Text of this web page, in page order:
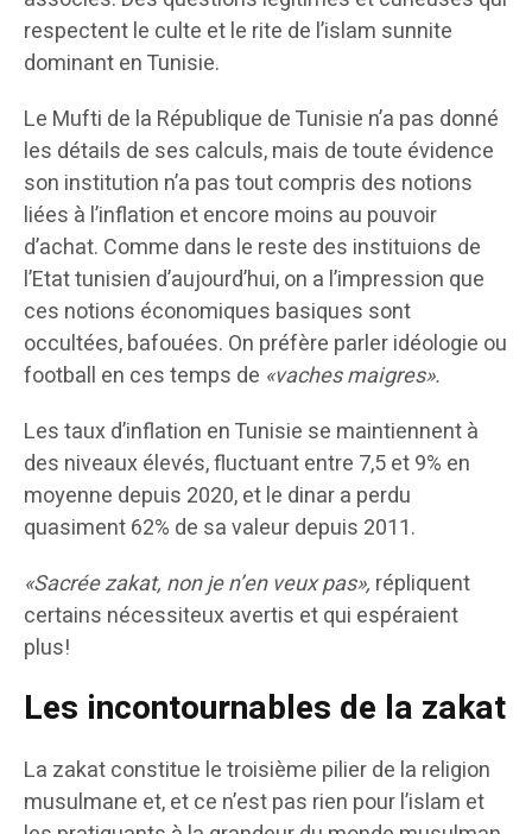
respectent le culte et le rite de l’islam sunnite
dominant en Tunisie.
Le Mufti de la République de Tunisie n’a pas donné
les détails de ses calculs, mais de toute évidence
son institution n’a pas tout compris des notions
liées à l’inflation et encore moins au pouvoir
d’achat. Comme dans le reste des instituions de
l’Etat tunisien d’aujourd’hui, on a l’impression que
ces notions économiques basiques sont
occultées, bafouées. On préfère parler idéologie ou
football en ces temps de «vaches maigres».
Les taux d’inflation en Tunisie se maintiennent à
des niveaux élevés, fluctuant entre 7,5 et 9% en
moyenne depuis 2020, et le dinar a perdu
quasiment 62% de sa valeur depuis 2011.
«Sacrée zakat, non je n’en veux pas», répliquent
certains nécessiteux avertis et qui espéraient
plus!
Les incontournables de la zakat
La zakat constitue le troisième pilier de la religion
musulmane et, et ce n’est pas rien pour l’islam et